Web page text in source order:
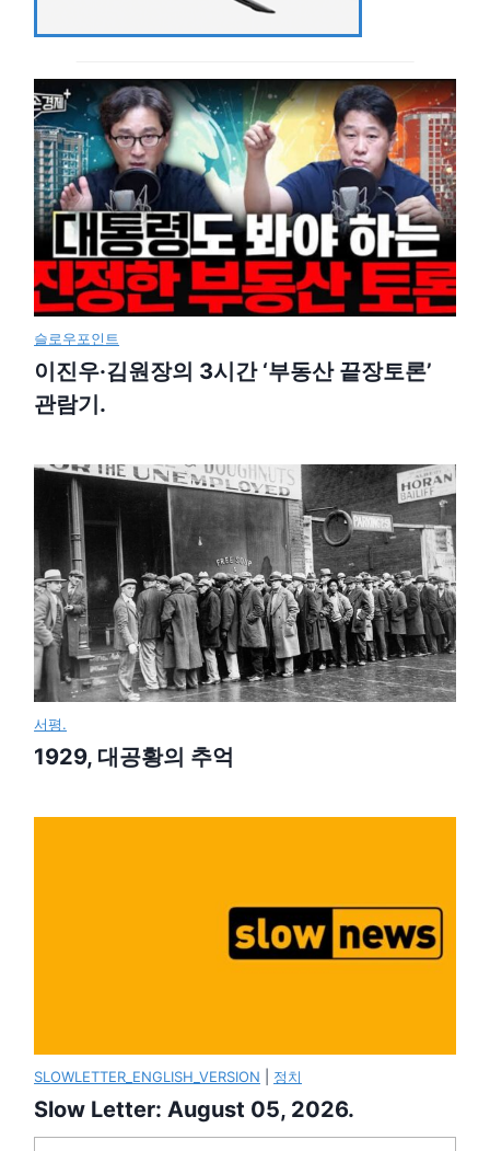
슬로우포인트
이진우·김원장의 3시간 ‘부동산 끝장토론’
관람기.
서평.
1929, 대공황의 추억
SLOWLETTER_ENGLISH_VERSION 정치
Slow Letter: August 05, 2026.